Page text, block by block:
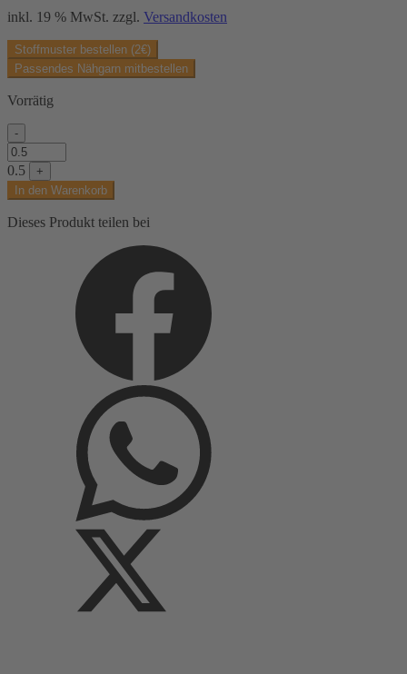
inkl. 19 % MwSt. zzgl. Versandkosten
Stoffmuster bestellen (2€)
Passendes Nähgarn mitbestellen
Vorrätig
-
Filzstoff,
grau,
uni
Menge
0.5
+
In den Warenkorb
Dieses Produkt teilen bei